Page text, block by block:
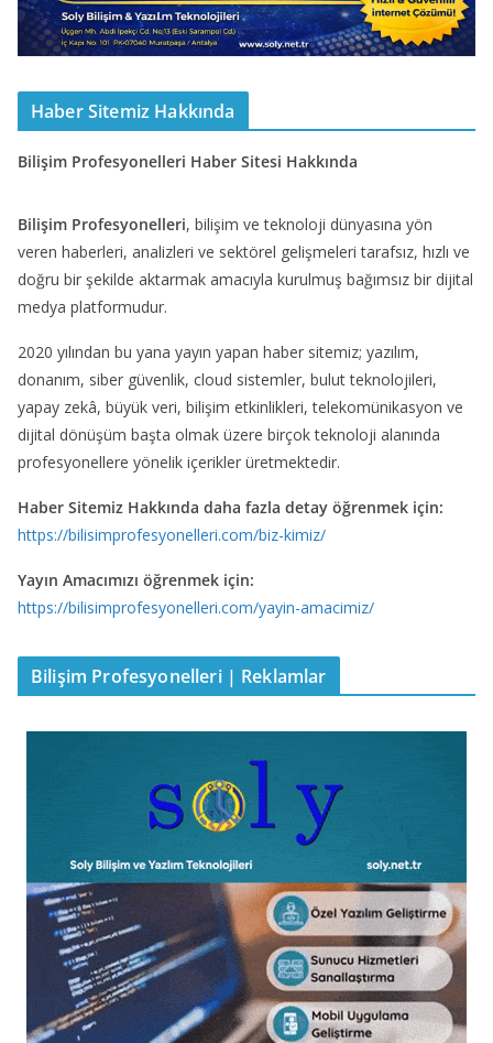
Haber Sitemiz Hakkında
Bilişim Profesyonelleri Haber Sitesi Hakkında
Bilişim Profesyonelleri, bilişim ve teknoloji dünyasına yön
veren haberleri, analizleri ve sektörel gelişmeleri tarafsız, hızlı ve
doğru bir şekilde aktarmak amacıyla kurulmuş bağımsız bir dijital
medya platformudur.
2020 yılından bu yana yayın yapan haber sitemiz; yazılım,
donanım, siber güvenlik, cloud sistemler, bulut teknolojileri,
yapay zekâ, büyük veri, bilişim etkinlikleri, telekomünikasyon ve
dijital dönüşüm başta olmak üzere birçok teknoloji alanında
profesyonellere yönelik içerikler üretmektedir.
Haber Sitemiz Hakkında daha fazla detay öğrenmek için:
https://bilisimprofesyonelleri.com/biz-kimiz/
Yayın Amacımızı öğrenmek için:
https://bilisimprofesyonelleri.com/yayin-amacimiz/
Bilişim Profesyonelleri | Reklamlar